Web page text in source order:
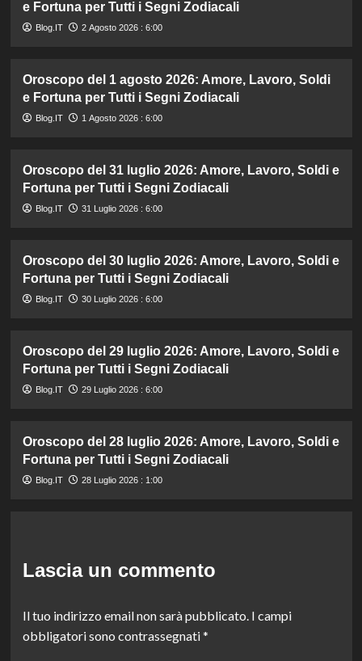
e Fortuna per Tutti i Segni Zodiacali
Blog.IT 2 Agosto 2026 : 6:00
Oroscopo del 1 agosto 2026: Amore, Lavoro, Soldi
e Fortuna per Tutti i Segni Zodiacali
Blog.IT 1 Agosto 2026 : 6:00
Oroscopo del 31 luglio 2026: Amore, Lavoro, Soldi e
Fortuna per Tutti i Segni Zodiacali
Blog.IT 31 Luglio 2026 : 6:00
Oroscopo del 30 luglio 2026: Amore, Lavoro, Soldi e
Fortuna per Tutti i Segni Zodiacali
Blog.IT 30 Luglio 2026 : 6:00
Oroscopo del 29 luglio 2026: Amore, Lavoro, Soldi e
Fortuna per Tutti i Segni Zodiacali
Blog.IT 29 Luglio 2026 : 6:00
Oroscopo del 28 luglio 2026: Amore, Lavoro, Soldi e
Fortuna per Tutti i Segni Zodiacali
Blog.IT 28 Luglio 2026 : 1:00
Lascia un commento
Il tuo indirizzo email non sarà pubblicato. I campi
obbligatori sono contrassegnati*